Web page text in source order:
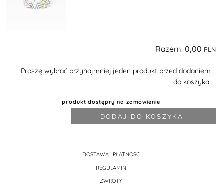
Razem:0,00
Proszę wybrać przynajmniej jeden produkt przed dodaniem
do koszyka.
produkt dostępny na zamówienie
DODAJ DO KOSZYKA
DOSTAWA I PŁATNOŚĆ
REGULAMIN
ZWROTY